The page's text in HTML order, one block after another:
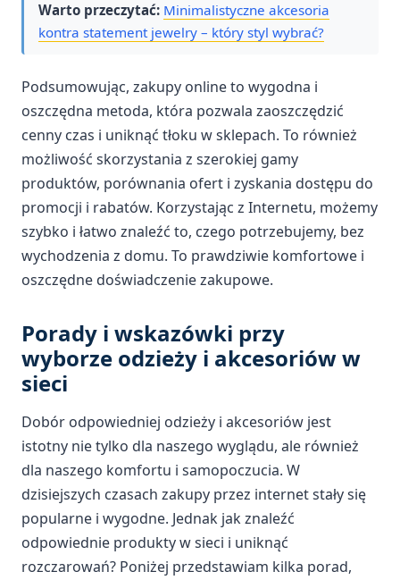
Warto przeczytać: Minimalistyczne akcesoria
kontra statement jewelry – który styl wybrać?
Podsumowując, zakupy online to wygodna i
oszczędna metoda, która pozwala zaoszczędzić
cenny czas i uniknąć tłoku w sklepach. To również
możliwość skorzystania z szerokiej gamy
produktów, porównania ofert i zyskania dostępu do
promocji i rabatów. Korzystając z Internetu, możemy
szybko i łatwo znaleźć to, czego potrzebujemy, bez
wychodzenia z domu. To prawdziwie komfortowe i
oszczędne doświadczenie zakupowe.
Porady i wskazówki przy
wyborze odzieży i akcesoriów w
sieci
Dobór odpowiedniej odzieży i akcesoriów jest
istotny nie tylko dla naszego wyglądu, ale również
dla naszego komfortu i samopoczucia. W
dzisiejszych czasach zakupy przez internet stały się
popularne i wygodne. Jednak jak znaleźć
odpowiednie produkty w sieci i uniknąć
rozczarowań? Poniżej przedstawiam kilka porad,